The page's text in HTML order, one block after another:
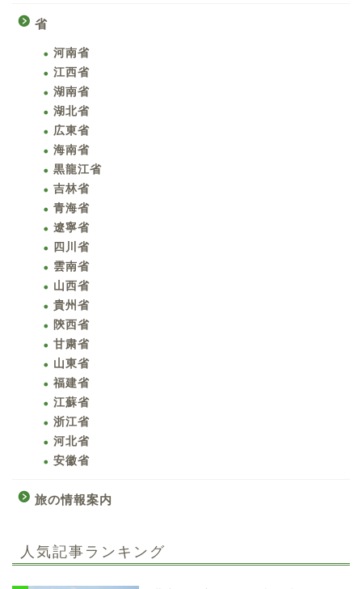
省
河南省
江西省
湖南省
湖北省
広東省
海南省
黒龍江省
吉林省
青海省
遼寧省
四川省
雲南省
山西省
貴州省
陝西省
甘粛省
山東省
福建省
江蘇省
浙江省
河北省
安徽省
旅の情報案内
人気記事ランキング